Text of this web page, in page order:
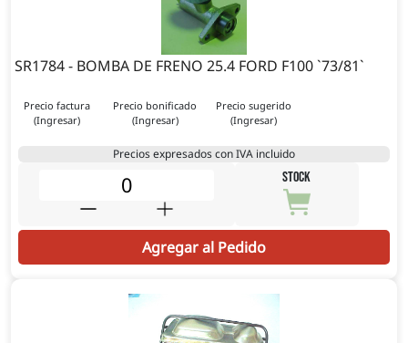
SR1784 - BOMBA DE FRENO 25.4 FORD F100 `73/81`
Precio factura
(Ingresar)
Precio bonificado
(Ingresar)
Precio sugerido
(Ingresar)
Precios expresados con IVA incluido
STOCK
Agregar al Pedido